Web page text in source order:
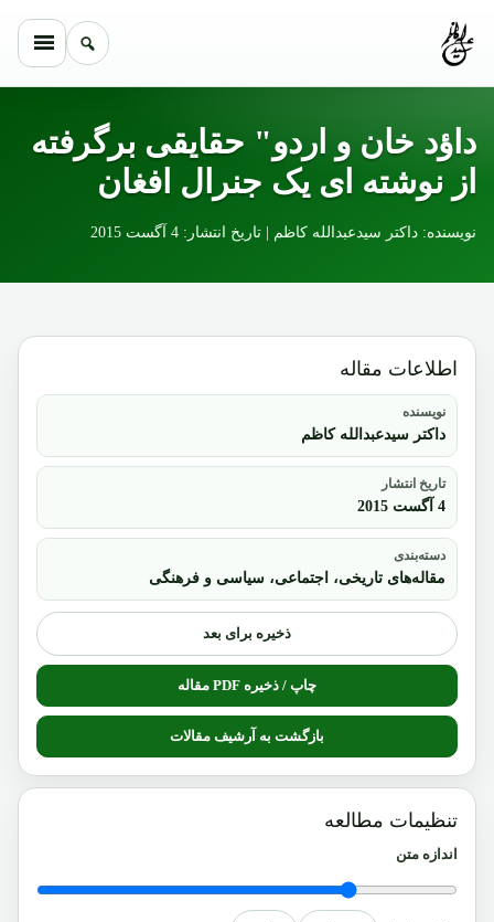
داؤد خان و اردو" حقایقی برگرفته
از نوشته ای یک جنرال افغان
نویسنده: داکتر سیدعبدالله کاظم | تاریخ انتشار: 4 آگست 2015
اطلاعات مقاله
نویسنده
داکتر سیدعبدالله کاظم
تاریخ انتشار
4 آگست 2015
دسته‌بندی
مقاله‌های تاریخی، اجتماعی، سیاسی و فرهنگی
ذخیره برای بعد
چاپ / ذخیره PDF مقاله
بازگشت به آرشیف مقالات
تنظیمات مطالعه
اندازه متن